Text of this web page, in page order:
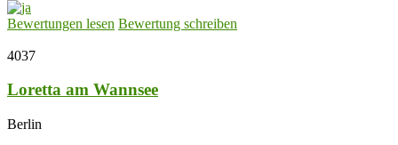
Bewertungen lesen Bewertung schreiben
4037
Loretta am Wannsee
Berlin